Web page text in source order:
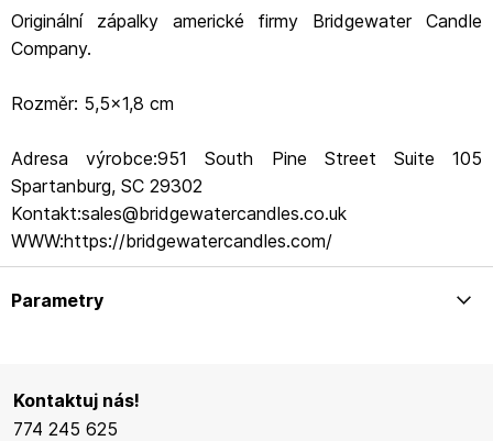
Originální zápalky americké firmy Bridgewater Candle
Company.
Rozměr: 5,5x1,8 cm
Adresa výrobce:951 South Pine Street Suite 105
Spartanburg, SC 29302
Kontakt:sales@bridgewatercandles.co.uk
WWW:https://bridgewatercandles.com/
Parametry
Kontaktuj nás!
774 245 625